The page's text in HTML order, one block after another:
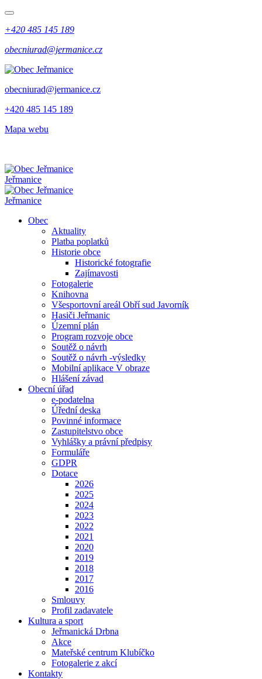
+420 485 145 189
obecniurad@jermanice.cz
obecniurad@jermanice.cz
+420 485 145 189
Mapa webu
Jeřmanice
Jeřmanice
Obec
Aktuality
Platba poplatků
Historie obce
Historické fotografie
Zajímavosti
Fotogalerie
Knihovna
Všesportovní areál Obří sud Javorník
Hasiči Jeřmanic
Územní plán
Program rozvoje obce
Soutěž o návrh
Soutěž o návrh -výsledky
Mobilní aplikace V obraze
Hlášení závad
Obecní úřad
e-podatelna
Úřední deska
Povinné informace
Zastupitelstvo obce
Vyhlášky a právní předpisy
Formuláře
GDPR
Dotace
2026
2025
2024
2023
2022
2021
2020
2019
2018
2017
2016
Smlouvy
Profil zadavatele
Kultura a sport
Jeřmanická Drbna
Akce
Mateřské centrum Klubíčko
Fotogalerie z akcí
Kontakty